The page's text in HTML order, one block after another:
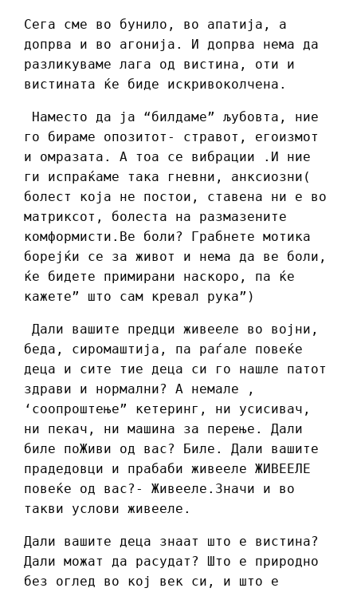
Сега сме во бунило, во апатија, а
допрва и во агонија. И допрва нема да
разликуваме лага од вистина, оти и
вистината ќе биде искривоколчена.
Наместо да ја “билдаме” љубовта, ние
го бираме опозитот- стравот, егоизмот
и омразата. А тоа се вибрации .И ние
ги испраќаме така гневни, анксиозни(
болест која не постои, ставена ни е во
матриксот, болеста на размазените
комформисти.Ве боли? Грабнете мотика
борејќи се за живот и нема да ве боли,
ќе бидете примирани наскоро, па ќе
кажете” што сам кревал рука”)
Дали вашите предци живееле во војни,
беда, сиромаштија, па раѓале повеќе
деца и сите тие деца си го нашле патот
здрави и нормални? А немале ,
‘соопроштење” кетеринг, ни усисивач,
ни пекач, ни машина за перење. Дали
биле поЖиви од вас? Биле. Дали вашите
прадедовци и прабаби живееле ЖИВЕЕЛЕ
повеќе од вас?- Живееле.Значи и во
такви услови живееле.
Дали вашите деца знаат што е вистина?
Дали можат да расудат? Што е природно
без оглед во кој век си, и што е